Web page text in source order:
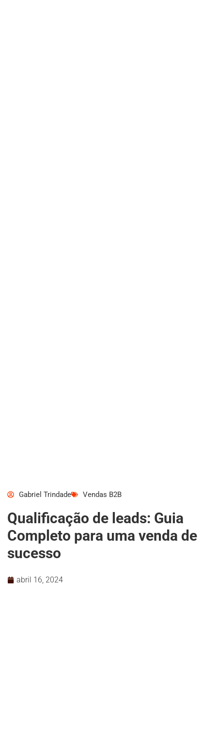
Gabriel Trindade Vendas B2B
Qualificação de leads: Guia
Completo para uma venda de
sucesso
abril 16, 2024